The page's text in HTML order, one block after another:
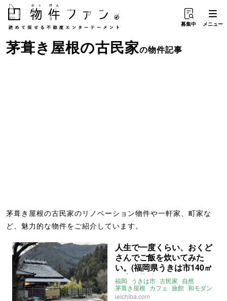
募集中 メニュー
茅葺き屋根の古民家の物件記事
茅葺き屋根の古民家のリノベーション物件や一軒家、町家な
ど、魅力的な物件をご紹介しています。
人生で一度くらい、おくど
さんでご飯を炊いてみた
い。(福岡県うきは市140㎡
の売買物件)
福岡 うきは市 古民家 自然
茅葺き屋根 カフェ 旅館 和モダン
リノベーション
ieichiba.com